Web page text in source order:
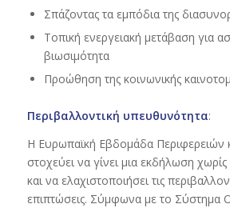
Σπάζοντας τα εμπόδια της
Τοπική ενεργειακή μετάβαση για
βιωσιμότητα
Προώθηση της κοινωνικής
Περιβαλλοντική υπευθυνότητα:
Η Ευρωπαϊκή Εβδομάδα Περιφερειών
στοχεύει να γίνει μια εκδήλωση χωρίς
και να ελαχιστοποιήσει τις
επιπτώσεις. Σύμφωνα με το Σύστημα